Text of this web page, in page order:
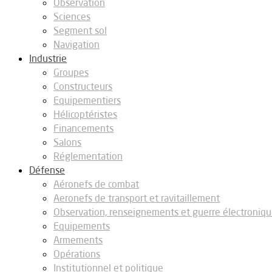
Observation
Sciences
Segment sol
Navigation
Industrie
Groupes
Constructeurs
Equipementiers
Hélicoptéristes
Financements
Salons
Réglementation
Défense
Aéronefs de combat
Aeronefs de transport et ravitaillement
Observation, renseignements et guerre
Equipements
Armements
Opérations
Institutionnel et politique